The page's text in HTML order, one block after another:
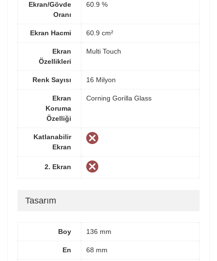
Ekran/Gövde
Oranı
60.9 %
Ekran Hacmi 60.9 cm²
Ekran
Özellikleri
Multi Touch
Renk Sayısı 16 Milyon
Ekran
Koruma
Özelliği
Corning Gorilla Glass
Katlanabilir
Ekran
2. Ekran
Tasarım
Boy 136 mm
En 68 mm